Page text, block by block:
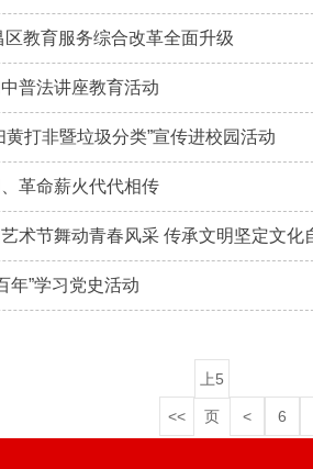
区教育服务综合改革全面升级
普法讲座教育活动
黄打非暨垃圾分类”宣传进校园活动
革命薪火代代相传
术节舞动青春风采 传承文明坚定文化
年”学习党史活动
<<
上5
页 < 6